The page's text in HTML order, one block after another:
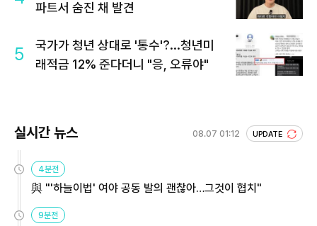
파트서 숨진 채 발견
5
국가가 청년 상대로 '통수'?...청년미
래적금 12% 준다더니 "응, 오류야"
실시간 뉴스 08.07 01:12 UPDATE
4분전
與 "'하늘이법' 여야 공동 발의 괜찮아…그것이 협치"
9분전